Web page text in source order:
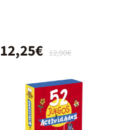
12,90€
12,25€